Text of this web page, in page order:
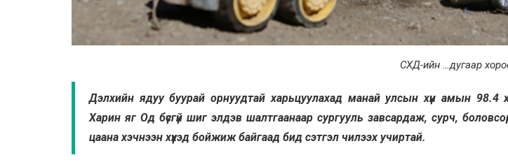
СХД-ийн …дугаар
Дэлхийн ядуу буурай орнуудтай харьцуулахад манай улсын хүн амын 98.4
Харин яг Од бүсгүй шиг элдэв шалтгаанаар сургууль завсардаж, сурч,
цаана хэчнээн хүүхэд бойжиж байгаад бид сэтгэл чилээх учиртай.